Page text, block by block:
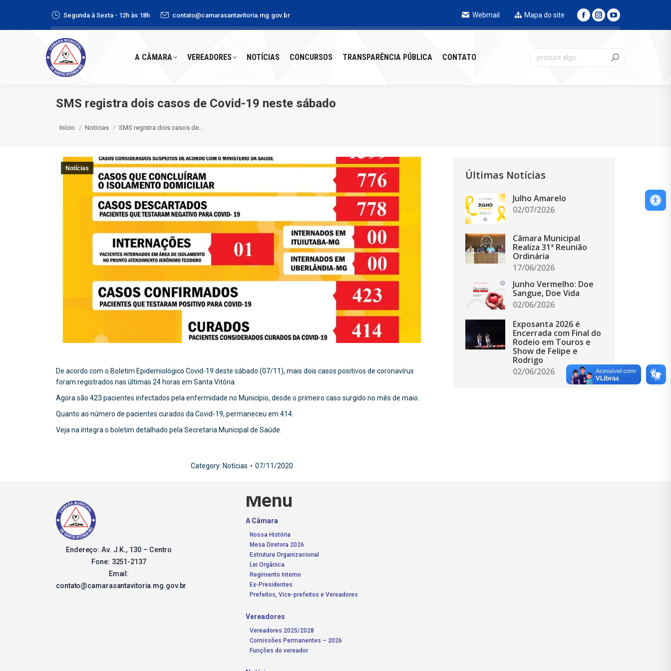
Segunda à Sexta - 12h às 18h contato@camarasantavitoria.mg.gov.br Webmail Mapa do site
A CÂMARA VEREADORES NOTÍCIAS CONCURSOS TRANSPARÊNCIA PÚBLICA CONTATO
SMS registra dois casos de Covid-19 neste sábado
Início Notícias SMS registra dois casos de…
Notícias
De acordo com o Boletim Epidemiológico Covid-19 deste sábado (07/11), mais dois casos positivos de coronavírus
foram registrados nas últimas 24 horas em Santa Vitória.
Agora são 423 pacientes infectados pela enfermidade no Município, desde o primeiro caso surgido no mês de maio.
Quanto ao número de pacientes curados da Covid-19, permaneceu em 414.
Veja na íntegra o boletim detalhado pela Secretaria Municipal de Saúde.
Category: Notícias 07/11/2020
Últimas Notícias
Julho Amarelo
02/07/2026
Câmara Municipal
Realiza 31ª Reunião
Ordinária
17/06/2026
Junho Vermelho: Doe
Sangue, Doe Vida
02/06/2026
Exposanta 2026 é
Encerrada com Final do
Rodeio em Touros e
Show de Felipe e
Rodrigo
02/06/2026
Endereço: Av. J.K., 130 – Centro
Fone: 3251-2137
Email:
contato@camarasantavitoria.mg.gov.br
Menu
A Câmara
Nossa História
Mesa Diretora 2026
Estrutura Organizacional
Lei Orgânica
Regimento Interno
Ex-Presidentes
Prefeitos, Vice-prefeitos e Vereadores
Vereadores
Vereadores 2025/2028
Comissões Permanentes – 2026
Funções do vereador
A CÂMARA VEREADORES NOTÍCIAS CONCURSOS CONTATO